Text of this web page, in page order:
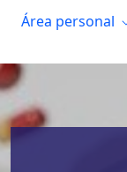
Área personal